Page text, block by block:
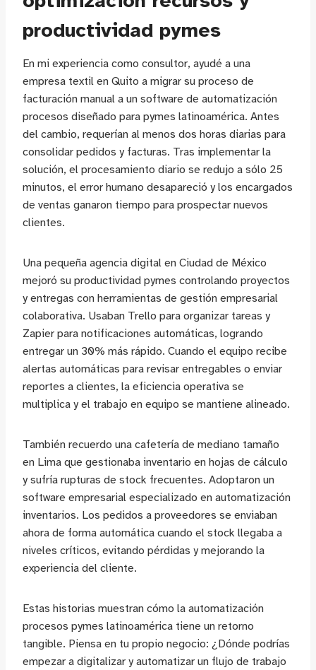
productividad pymes
En mi experiencia como consultor, ayudé a una
empresa textil en Quito a migrar su proceso de
facturación manual a un software de automatización
procesos diseñado para pymes latinoamérica. Antes
del cambio, requerían al menos dos horas diarias para
consolidar pedidos y facturas. Tras implementar la
solución, el procesamiento diario se redujo a sólo 25
minutos, el error humano desapareció y los encargados
de ventas ganaron tiempo para prospectar nuevos
clientes.
Una pequeña agencia digital en Ciudad de México
mejoró su productividad pymes controlando proyectos
y entregas con herramientas de gestión empresarial
colaborativa. Usaban Trello para organizar tareas y
Zapier para notificaciones automáticas, logrando
entregar un 30% más rápido. Cuando el equipo recibe
alertas automáticas para revisar entregables o enviar
reportes a clientes, la eficiencia operativa se
multiplica y el trabajo en equipo se mantiene alineado.
También recuerdo una cafetería de mediano tamaño
en Lima que gestionaba inventario en hojas de cálculo
y sufría rupturas de stock frecuentes. Adoptaron un
software empresarial especializado en automatización
inventarios. Los pedidos a proveedores se enviaban
ahora de forma automática cuando el stock llegaba a
niveles críticos, evitando pérdidas y mejorando la
experiencia del cliente.
Estas historias muestran cómo la automatización
procesos pymes latinoamérica tiene un retorno
tangible. Piensa en tu propio negocio: ¿Dónde podrías
empezar a digitalizar y automatizar un flujo de trabajo